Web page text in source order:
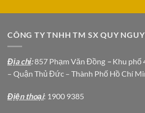
CÔNG TY TNHH TM SX QUY
Địa chỉ:857 Phạm Văn Đồng – Khu phố
– Quận Thủ Đức – Thành Phố Hồ Chí
Địện thoại: 1900 9385